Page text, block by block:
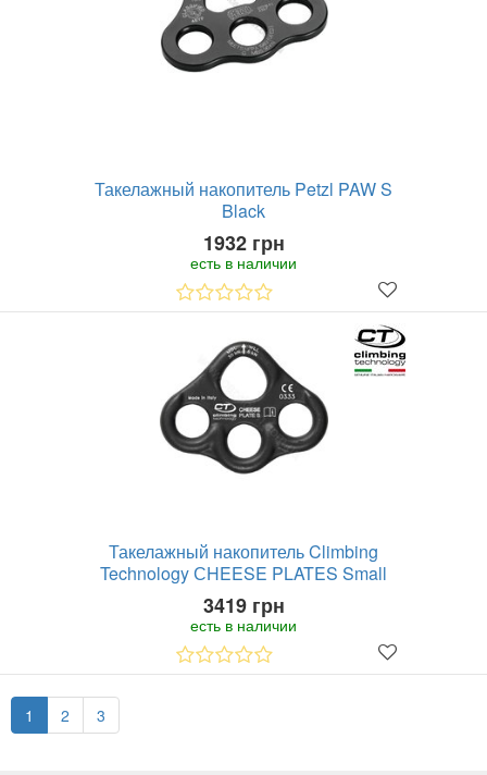
Такелажный накопитель Petzl PAW S
Black
1932 грн
есть в наличии
Такелажный накопитель Climbing
Technology СHEESE PLATES Small
3419 грн
есть в наличии
1 2 3